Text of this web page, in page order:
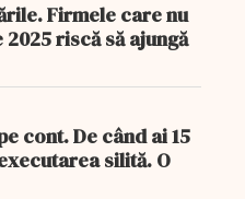
Firmele care nu
riscă să ajungă
cont. De când ai 15
silită. O